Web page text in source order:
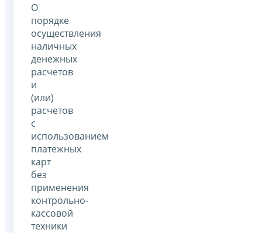
­­О
порядке
осуществления
наличных
денежных
расчетов
и
(или)
расчетов
с
использованием
платежных
карт
без
применения
контрольно-
кассовой
техники